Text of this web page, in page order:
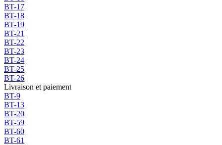
BT-17
BT-18
BT-19
BT-21
BT-22
BT-23
BT-24
BT-25
BT-26
Livraison et paiement
BT-9
BT-13
BT-20
BT-59
BT-60
BT-61